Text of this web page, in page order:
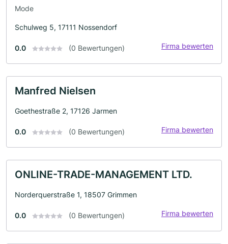
Mode
Schulweg 5, 17111 Nossendorf
0.0 (0 Bewertungen) Firma bewerten
Manfred Nielsen
Goethestraße 2, 17126 Jarmen
0.0 (0 Bewertungen) Firma bewerten
ONLINE-TRADE-MANAGEMENT LTD.
Norderquerstraße 1, 18507 Grimmen
0.0 (0 Bewertungen) Firma bewerten